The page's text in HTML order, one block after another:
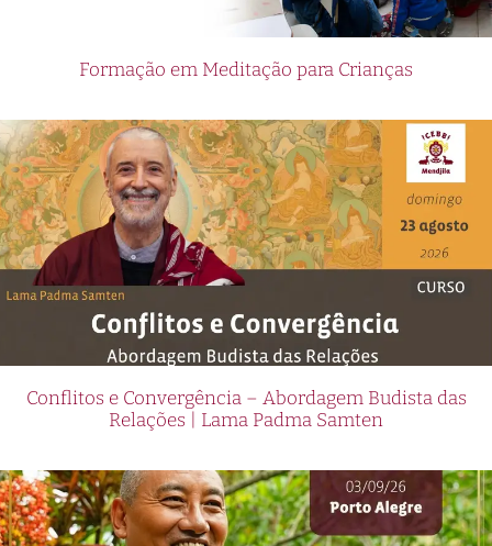
Formação em Meditação para Crianças
Conflitos e Convergência – Abordagem Budista das
Relações | Lama Padma Samten